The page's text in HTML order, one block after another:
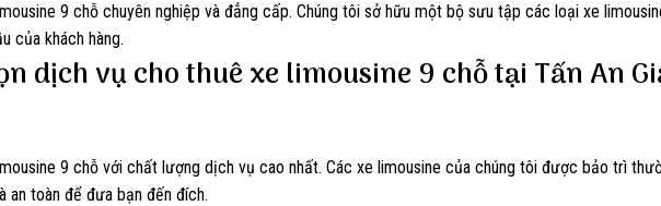
9 chỗ chuyên nghiệp và đẳng cấp. Chúng tôi sở hữu một bộ sưu tập các loại xe
của khách hàng.
dịch vụ cho thuê xe limousine 9 chỗ tại Tấn An
9 chỗ với chất lượng dịch vụ cao nhất. Các xe limousine của chúng tôi được bảo trì
an toàn để đưa bạn đến đích.